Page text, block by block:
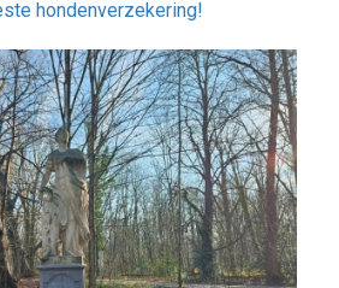
hondenverzekering!